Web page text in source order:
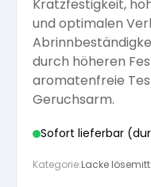
Latexfarben
Spezialfarben
Pinsel und Bürsten
Schleifmittel
Kratzfestigkeit,
und optimalen
durch höheren
aromatenfreie
Geruchsarm.
Sofort lieferbar
Kategorie:Lacke